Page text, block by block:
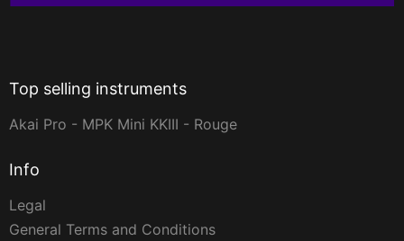
Top selling instruments
Akai Pro - MPK Mini KKIII - Rouge
Info
Legal
General Terms and Conditions